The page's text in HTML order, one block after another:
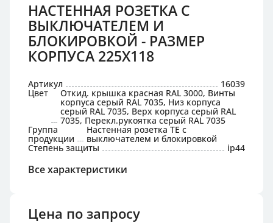
НАСТЕННАЯ РОЗЕТКА С
ВЫКЛЮЧАТЕЛЕМ И
БЛОКИРОВКОЙ - РАЗМЕР
КОРПУСА 225X118
Артикул 16039
Цвет Откид. крышка красная RAL 3000, Винты
корпуса серый RAL 7035, Низ корпуса
серый RAL 7035, Верх корпуса серый RAL
7035, Перекл.рукоятка серый RAL 7035
Группа
продукции
Настенная розетка TE с
выключателем и блокировкой
Степень защиты ip44
Все характеристики
Цена по запросу